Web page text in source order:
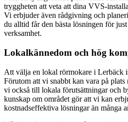
tryggheten att veta att dina VVS-
Vi erbjuder även rådgivning och
du alltid får den bästa lösningen för
verksamhet.
Lokalkännedom och hög
Att välja en lokal rörmokare i Lerbäck
Förutom att vi snabbt kan vara på plats
vi också till lokala förutsättningar och
kunskap om området gör att vi kan
kostnadseffektiva lösningar än många